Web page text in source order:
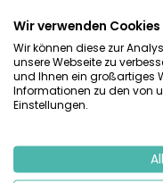
und den
Glampingunterkunft
auf ihrer zum Teil
ob nun zu zweit oder
CocoSuite machen
Glampingerfahrung.
Wir verwenden Cookies
Wir können diese zur
unsere Webseite zu
und Ihnen ein großartiges
Informationen zu den von
Einstellungen.